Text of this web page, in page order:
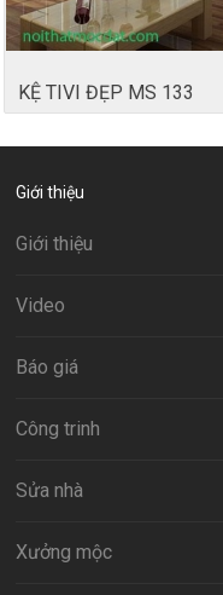
KỆ TIVI ĐẸP MS 133
Giới thiệu
Giới thiệu
Video
Báo giá
Công trinh
Sửa nhà
Xưởng mộc